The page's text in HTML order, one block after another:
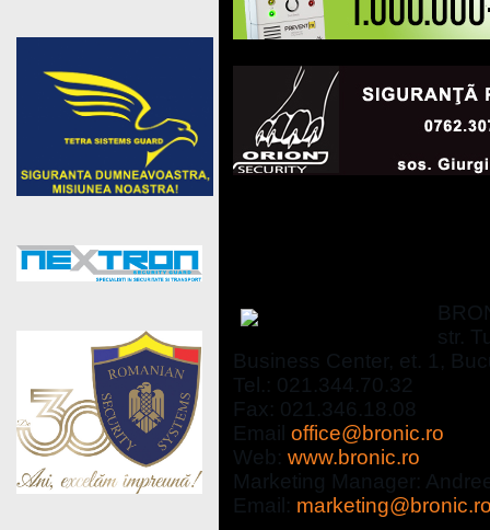
str.
Business Center, et. 1,
Tel.: 021.344.70.32
Fax: 021.346.18.08
Email office@bronic.ro
Web: www.bronic.ro
Marketing Manager:
Email: